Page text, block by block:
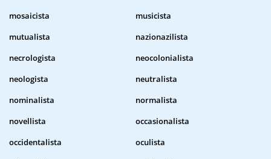
mosaicista
musicista
mutualista
nazionazilista
necrologista
neocolonialista
neologista
neutralista
nominalista
normalista
novellista
occasionalista
occidentalista
oculista